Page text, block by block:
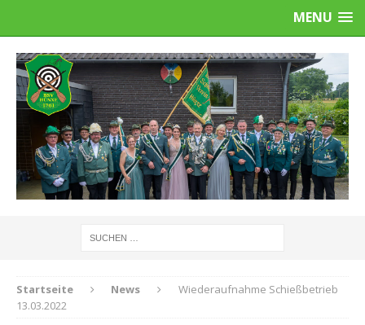
MENU
Startseite News
Wiederaufnahme Schießbetrieb
13.03.2022